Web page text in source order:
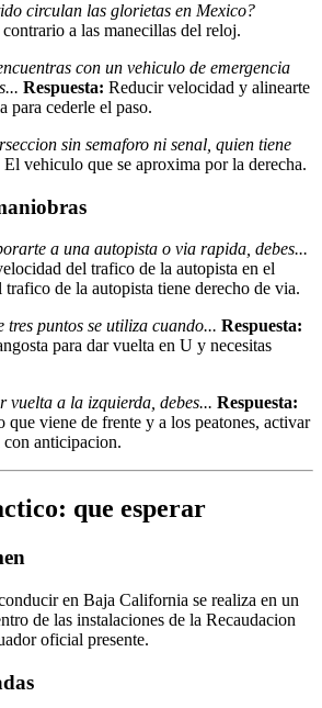
circulan las glorietas en Mexico?
a las manecillas del reloj.
con un vehiculo de emergencia
Respuesta: Reducir velocidad y alinearte
para cederle el paso.
sin semaforo ni senal, quien tiene
El vehiculo que se aproxima por la derecha.
a una autopista o via rapida, debes...
del trafico de la autopista en el
de la autopista tiene derecho de via.
tres puntos se utiliza cuando... Respuesta:
para dar vuelta en U y necesitas
vuelta a la izquierda, debes... Respuesta:
que viene de frente y a los peatones, activar
anticipacion.
que esperar
en Baja California se realiza en un
de las instalaciones de la Recaudacion
oficial presente.